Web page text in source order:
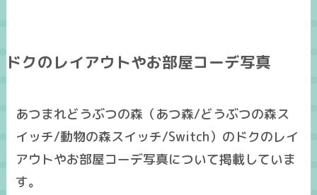
ドクのレイアウトやお部屋コーデ写真
あつまれどうぶつの森（あつ森/どうぶつの森ス
イッチ/動物の森スイッチ/Switch）のドクのレイ
アウトやお部屋コーデ写真について掲載していま
す。